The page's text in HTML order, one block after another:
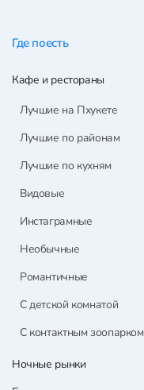
Где поесть
Кафе и рестораны
Лучшие на Пхукете
Лучшие по районам
Лучшие по кухням
Видовые
Инстаграмные
Необычные
Романтичные
С детской комнатой
С контактным зоопарком
Ночные рынки